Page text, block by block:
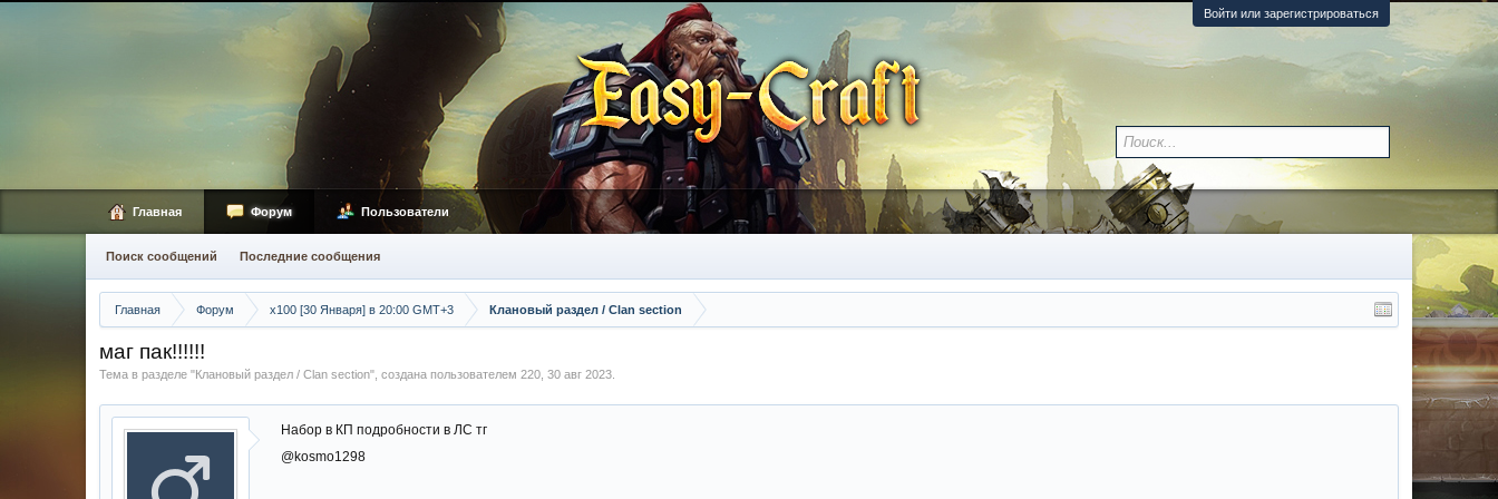
Войти или зарегистрироваться
Главная Форум х100 [30 Января] в 20:00 GMT+3 Клановый раздел / Сlan section
маг пак!!!!!!
Тема в разделе "Клановый раздел / Сlan section", создана пользователем 220 30 авг 2023
Набор в КП подробности в ЛС тг
@kosmo1298
Главная Форум
Поиск сообщений Последние сообщения
Пользователи